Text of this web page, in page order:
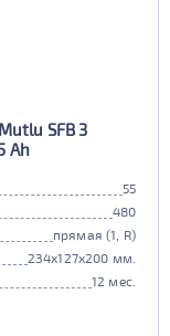
SFB 3
Ah
55
480
прямая (1, R)
234x127x200 мм.
12 мес.